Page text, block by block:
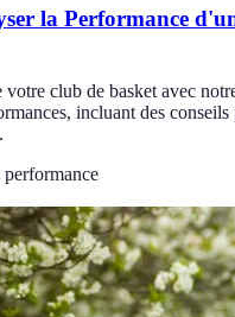
la Performance
club de basket avec
incluant des conseils
performance